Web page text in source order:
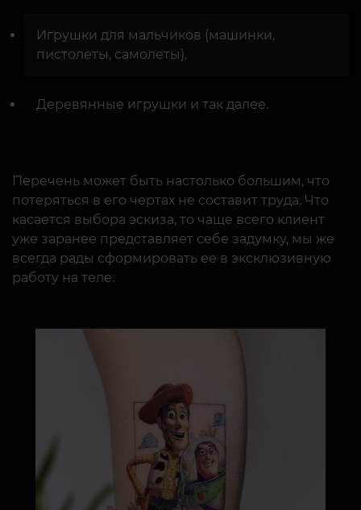
Игрушки для мальчиков (машинки,
пистолеты, самолеты).
Деревянные игрушки и так далее.
Перечень может быть настолько большим, что
потеряться в его чертах не составит труда. Что
касается выбора эскиза, то чаще всего клиент
уже заранее представляет себе задумку, мы же
всегда рады сформировать ее в эксклюзивную
работу на теле.